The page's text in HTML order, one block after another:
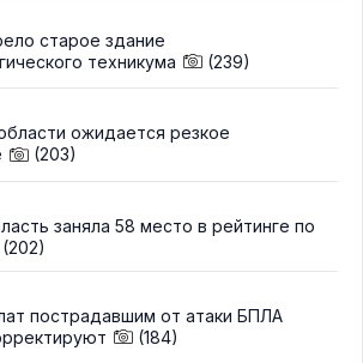
старое здание
техникума
(239)
ожидается резкое
(203)
заняла 58 место в рейтинге по
(202)
пострадавшим от атаки БПЛА
(184)